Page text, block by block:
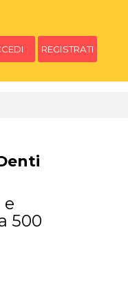
REGISTRATI
e
500